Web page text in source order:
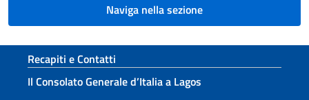
Naviga nella sezione
Sezione footer
Recapiti e Contatti
Il Consolato Generale d’Italia a Lagos